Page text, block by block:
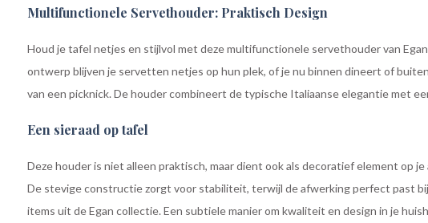
Multifunctionele Servethouder: Praktisch Design
Houd je tafel netjes en stijlvol met deze multifunctionele servethouder van
ontwerp blijven je servetten netjes op hun plek, of je nu binnen dineert of
van een picknick. De houder combineert de typische Italiaanse elegantie met
Een sieraad op tafel
Deze houder is niet alleen praktisch, maar dient ook als decoratief element op
De stevige constructie zorgt voor stabiliteit, terwijl de afwerking perfect past
items uit de Egan collectie. Een subtiele manier om kwaliteit en design in je